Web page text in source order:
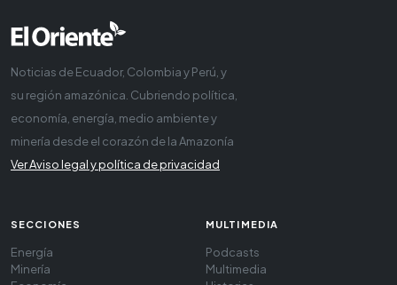
Noticias de Ecuador, Colombia y Perú, y
su región amazónica. Cubriendo política,
economía, energía, medio ambiente y
minería desde el corazón de la Amazonía
Ver Aviso legal y política de privacidad
SECCIONES
Energía
Minería
MULTIMEDIA
Podcasts
Multimedia